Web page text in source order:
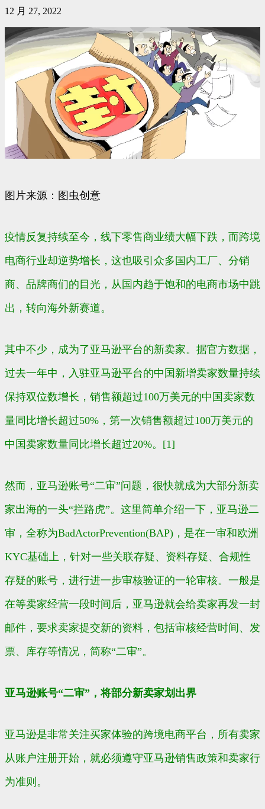
12 月 27, 2022
图片来源：图虫创意
疫情反复持续至今，线下零售商业绩大幅下跌，而跨境
电商行业却逆势增长，这也吸引众多国内工厂、分销
商、品牌商们的目光，从国内趋于饱和的电商市场中跳
出，转向海外新赛道。
其中不少，成为了亚马逊平台的新卖家。据官方数据，
过去一年中，入驻亚马逊平台的中国新增卖家数量持续
保持双位数增长，销售额超过100万美元的中国卖家数
量同比增长超过50%，第一次销售额超过100万美元的
中国卖家数量同比增长超过20%。[1]
然而，亚马逊账号“二审”问题，很快就成为大部分新卖
家出海的一头“拦路虎”。这里简单介绍一下，亚马逊二
审，全称为BadActorPrevention(BAP)，是在一审和欧洲
KYC基础上，针对一些关联存疑、资料存疑、合规性
存疑的账号，进行进一步审核验证的一轮审核。一般是
在等卖家经营一段时间后，亚马逊就会给卖家再发一封
邮件，要求卖家提交新的资料，包括审核经营时间、发
票、库存等情况，简称“二审”。
亚马逊账号“二审”，将部分新卖家划出界
亚马逊是非常关注买家体验的跨境电商平台，所有卖家
从账户注册开始，就必须遵守亚马逊销售政策和卖家行
为准则。